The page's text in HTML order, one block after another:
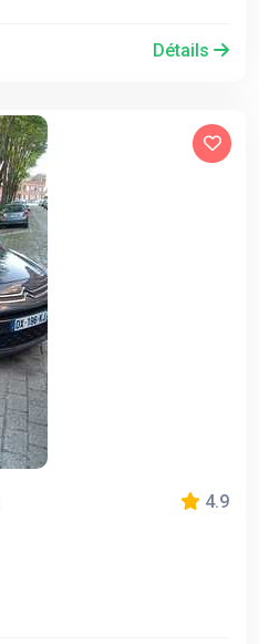
Détails
4.9